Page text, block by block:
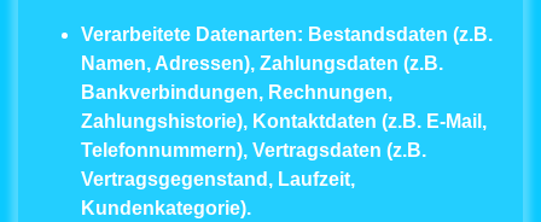
Verarbeitete Datenarten: Bestandsdaten (z.B.
Namen, Adressen), Zahlungsdaten (z.B.
Bankverbindungen, Rechnungen,
Zahlungshistorie), Kontaktdaten (z.B. E-Mail,
Telefonnummern), Vertragsdaten (z.B.
Vertragsgegenstand, Laufzeit,
Kundenkategorie).